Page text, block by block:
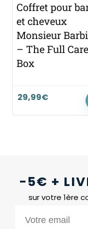
Coffret pour
et cheveux
Monsieur
– The Full Care
Box
29,99€
-5€ +
sur votre 1ère